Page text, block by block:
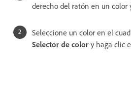
derecho del ratón en un color
Seleccione un color en el
Selector de colory haga clic